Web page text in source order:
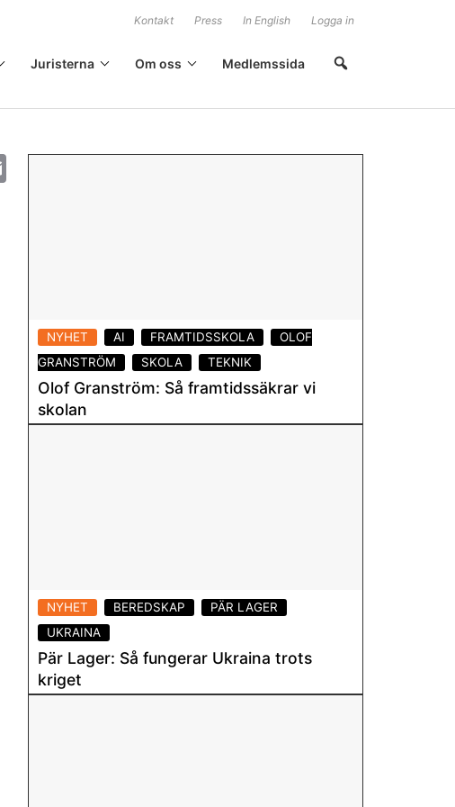
Kontakt Press In English Logga in
Juristerna Om oss Medlemssida
E
NYHET AI FRAMTIDSSKOLA
OLOF
GRANSTRÖM
SKOLA TEKNIK
Olof Granström: Så framtidssäkrar vi
skolan
NYHET BEREDSKAP
PÄR LAGER
UKRAINA
Pär Lager: Så fungerar Ukraina trots
kriget